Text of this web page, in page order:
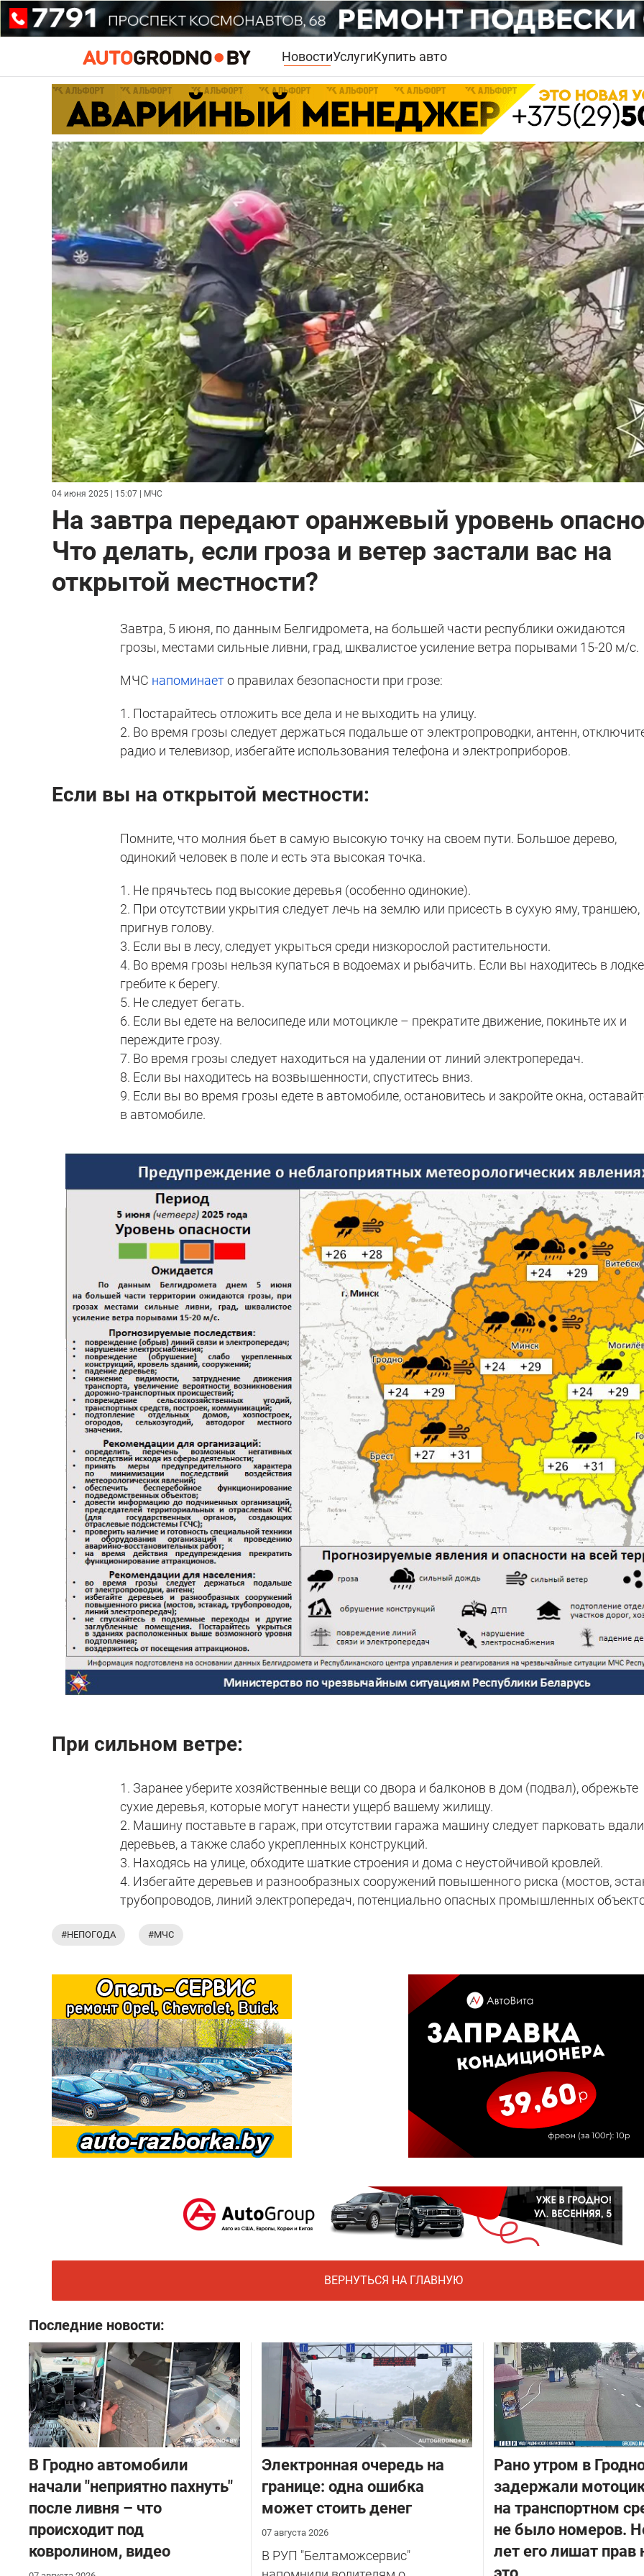
НовостиУслугиКупить авто
04 июня 2025 | 15:07 | МЧС
На завтра передают оранжевый уровень
Что делать, если гроза и ветер застали вас на
открытой местности?
Завтра, 5 июня, по данным Белгидромета, на большей части республики ожидаются
грозы, местами сильные ливни, град, шквалистое усиление ветра порывами 15-20 м/с.
МЧС напоминаето правилах безопасности при грозе:
1. Постарайтесь отложить все дела и не выходить на улицу.
2. Во время грозы следует держаться подальше от электропроводки, антенн,
радио и телевизор, избегайте использования телефона и электроприборов.
Если вы на открытой местности:
Помните, что молния бьет в самую высокую точку на своем пути. Большое дерево,
одинокий человек в поле и есть эта высокая точка.
1. Не прячьтесь под высокие деревья (особенно одинокие).
2. При отсутствии укрытия следует лечь на землю или присесть в сухую яму, траншею,
пригнув голову.
3. Если вы в лесу, следует укрыться среди низкорослой растительности.
4. Во время грозы нельзя купаться в водоемах и рыбачить. Если вы находитесь в
гребите к берегу.
5. Не следует бегать.
6. Если вы едете на велосипеде или мотоцикле – прекратите движение, покиньте их и
переждите грозу.
7. Во время грозы следует находиться на удалении от линий электропередач.
8. Если вы находитесь на возвышенности, спуститесь вниз.
9. Если вы во время грозы едете в автомобиле, остановитесь и закройте окна,
в автомобиле.
При сильном ветре:
1. Заранее уберите хозяйственные вещи со двора и балконов в дом (подвал), обрежьте
сухие деревья, которые могут нанести ущерб вашему жилищу.
2. Машину поставьте в гараж, при отсутствии гаража машину следует парковать
деревьев, а также слабо укрепленных конструкций.
3. Находясь на улице, обходите шаткие строения и дома с неустойчивой кровлей.
4. Избегайте деревьев и разнообразных сооружений повышенного риска (мостов,
трубопроводов, линий электропередач, потенциально опасных промышленных
#НЕПОГОДА #МЧС
ВЕРНУТЬСЯ НА ГЛАВНУЮ
Последние новости:
В Гродно автомобили
начали "неприятно пахнуть"
после ливня – что
происходит под
ковролином, видео
Электронная очередь на
границе: одна ошибка
может стоить денег
07 августа 2026
В РУП "Белтаможсервис"
Рано утром в
задержали
на транспортном
не было номеров.
лет его лишат прав